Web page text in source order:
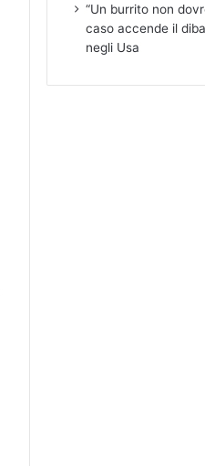
“Un burrito non
caso accende il
negli Usa